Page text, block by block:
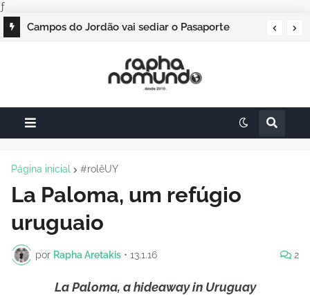
ƒ
Campos do Jordão vai sediar o Pasaporte
Página inicial #rolêUY
La Paloma, um refúgio
uruguaio
por Rapha Aretakis • 13.1.16 2
La Paloma, a hideaway in Uruguay